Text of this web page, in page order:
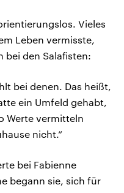
Vieles
Leben vermisste,
bei den Salafisten:
bei denen. Das heißt,
ein Umfeld gehabt,
Werte vermitteln
nicht.“
bei Fabienne
begann sie, sich für